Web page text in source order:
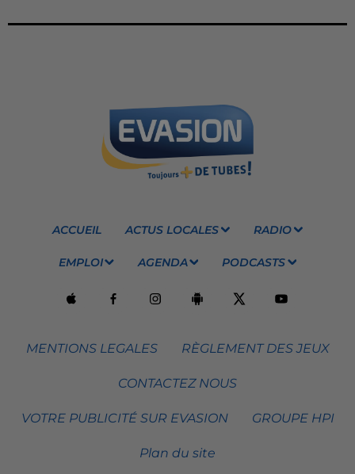
ACCUEIL ACTUS LOCALES RADIO
EMPLOI AGENDA PODCASTS
MENTIONS LEGALES RÈGLEMENT DES JEUX
CONTACTEZ NOUS
VOTRE PUBLICITÉ SUR EVASION GROUPE HPI
Plan du site